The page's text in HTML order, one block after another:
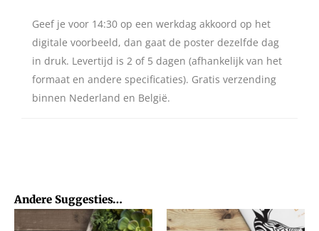
Geef je voor 14:30 op een werkdag akkoord op het
digitale voorbeeld, dan gaat de poster dezelfde dag
in druk. Levertijd is 2 of 5 dagen (afhankelijk van het
formaat en andere specificaties). Gratis verzending
binnen Nederland en België.
Andere Suggesties…